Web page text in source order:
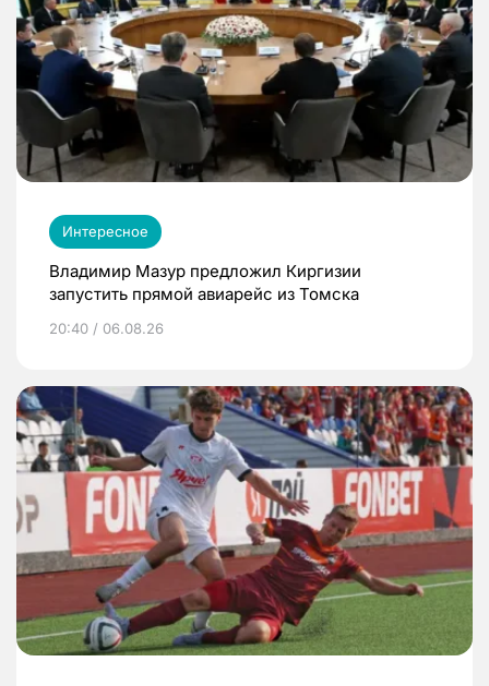
Интересное
Владимир Мазур предложил Киргизии
запустить прямой авиарейс из Томска
20:40 / 06.08.26